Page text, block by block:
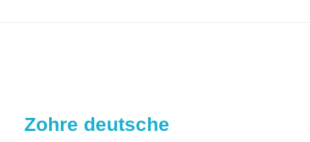
Zohre deutsche